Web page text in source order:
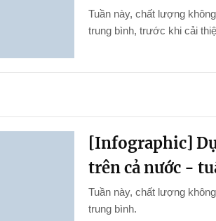
Tuần này, chất lượng
trung bình, trước khi cải
[Infographic]
trên cả nước -
Tuần này, chất lượng
trung bình.